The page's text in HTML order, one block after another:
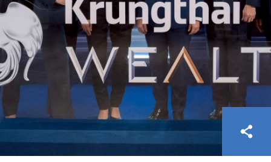
ไทย EN